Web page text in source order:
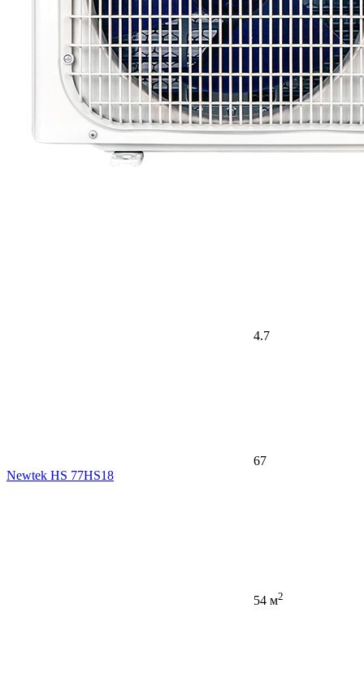
4.7
67
Newtek HS 77HS18
54 м2